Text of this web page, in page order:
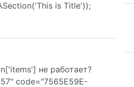
is Title'));
не работает?
code="7565E59E-